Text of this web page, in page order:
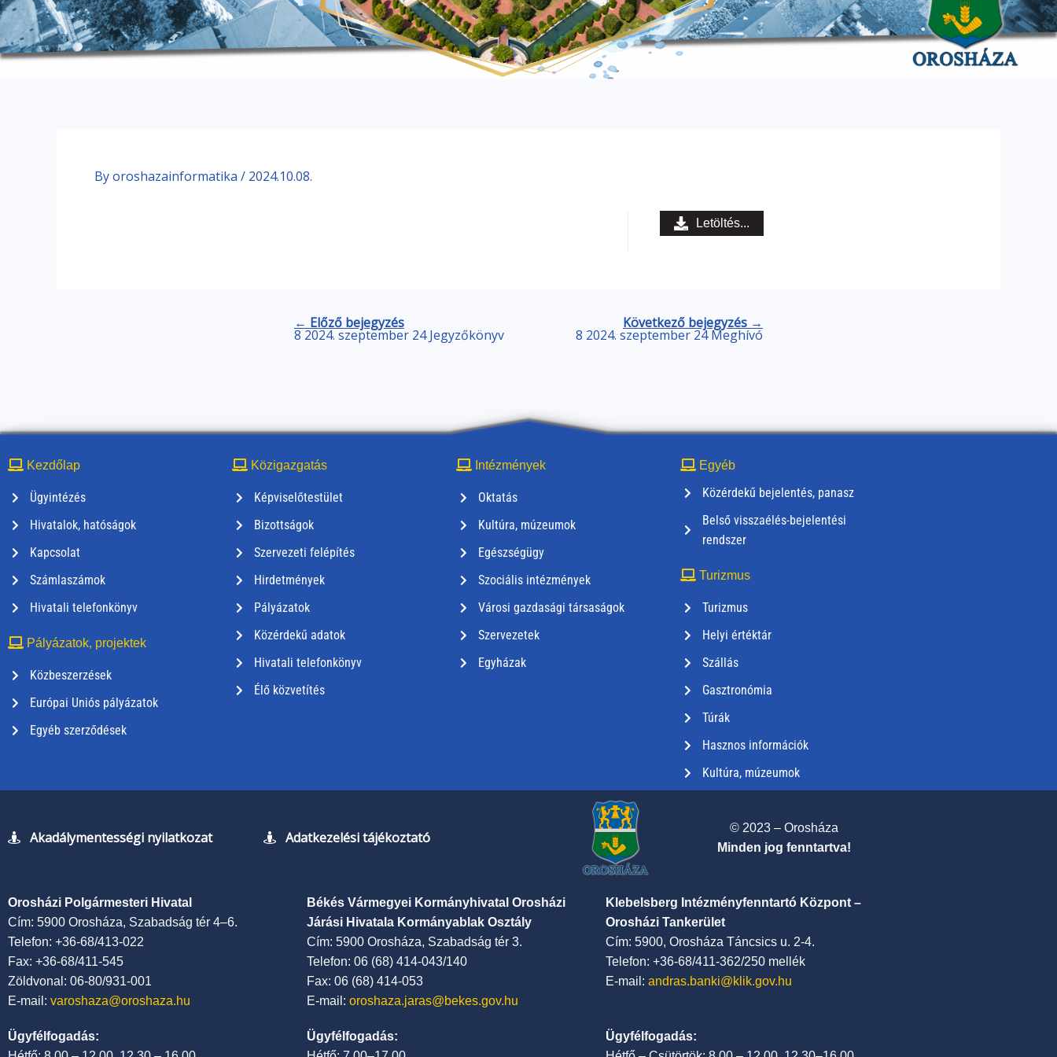
Byoroshazainformatika / 2024.10.08.
Letöltés...
← Előző bejegyzés
8 2024. szeptember 24 Jegyzőkönyv
Következő bejegyzés →
8 2024. szeptember 24 Meghívó
Kezdőlap
Ügyintézés
Hivatalok, hatóságok
Kapcsolat
Számlaszámok
Hivatali telefonkönyv
Pályázatok, projektek
Közbeszerzések
Európai Uniós pályázatok
Egyéb szerződések
Közigazgatás
Képviselőtestület
Bizottságok
Szervezeti felépítés
Hirdetmények
Pályázatok
Közérdekű adatok
Hivatali telefonkönyv
Élő közvetítés
Intézmények
Oktatás
Kultúra, múzeumok
Egészségügy
Szociális intézmények
Városi gazdasági társaságok
Szervezetek
Egyházak
Egyéb
Közérdekű bejelentés, panasz
Belső visszaélés-bejelentési
rendszer
Turizmus
Turizmus
Helyi értéktár
Szállás
Gasztronómia
Túrák
Hasznos információk
Kultúra, múzeumok
Akadálymentességi nyilatkozat Adatkezelési tájékoztató
© 2023 – Orosháza
Minden jog fenntartva!
Orosházi Polgármesteri Hivatal
Cím: 5900 Orosháza, Szabadság tér 4–6.
Telefon: +36-68/413-022
Fax: +36-68/411-545
Zöldvonal: 06-80/931-001
E-mail: varoshaza@oroshaza.hu
Békés Vármegyei Kormányhivatal Orosházi
Járási Hivatala Kormányablak Osztály
Cím: 5900 Orosháza, Szabadság tér 3.
Telefon: 06 (68) 414-043/140
Fax: 06 (68) 414-053
E-mail: oroshaza.jaras@bekes.gov.hu
Klebelsberg Intézményfenntartó Központ –
Orosházi Tankerület
Cím: 5900, Orosháza Táncsics u. 2-4.
Telefon: +36-68/411-362/250 mellék
E-mail: andras.banki@klik.gov.hu
Ügyfélfogadás:
Ügyfélfogadás:
Ügyfélfogadás: